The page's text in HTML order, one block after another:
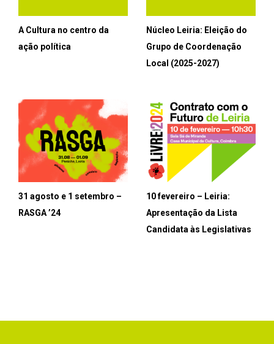
A Cultura no centro da
ação política
Núcleo Leiria: Eleição do
Grupo de Coordenação
Local (2025-2027)
31 agosto e 1 setembro –
RASGA ’24
10 fevereiro – Leiria:
Apresentação da Lista
Candidata às Legislativas